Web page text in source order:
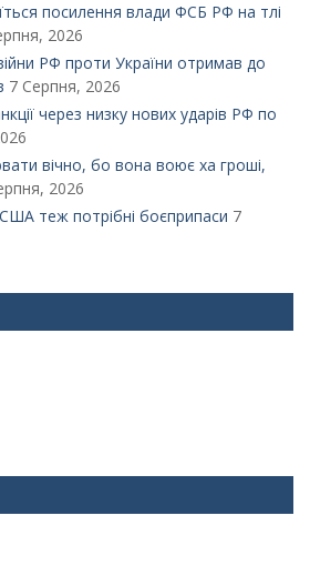
посилення влади ФСБ РФ на тлі
2026
РФ проти України отримав до
7 Серпня, 2026
через низку нових ударів РФ по
вічно, бо вона воює ха гроші,
2026
теж потрібні боєприпаси 7